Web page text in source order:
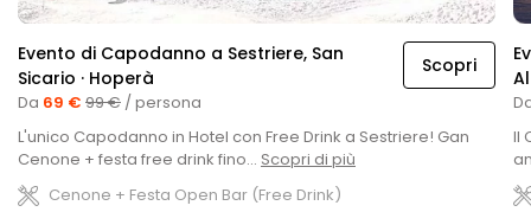
Scopri
Evento di Capodanno a Sestriere, San
Sicario · Hoperà
Da 69 € 99 € / persona
L'unico Capodanno in Hotel con Free Drink a Sestriere! Gan
Cenone + festa free drink fino... Scopri di più
Cenone + Festa Open Bar (Free Drink)
Il